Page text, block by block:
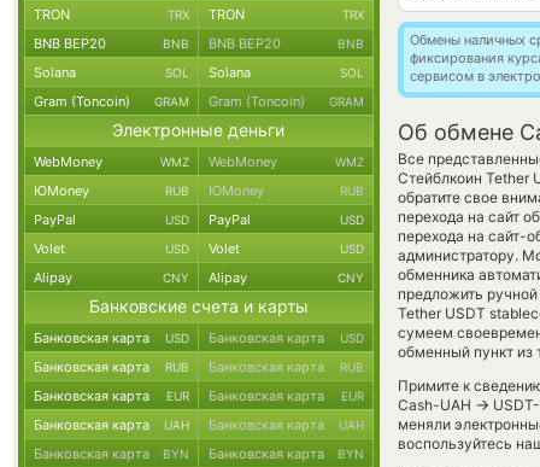
Обмены наличных
фиксирования
сервисом в
Об обмене
Все
Стейблкоин Tether
обратите свое
перехода на сайт
перехода на сайт-
администратору.
обменника
предложить
Tether USDT
сумеем
обменный пункт из
Примите к
Cash-UAH →
меняли
воспользуйтесь
TRON TRX TRON TRX
BNB BEP20 BNB BNB BEP20 BNB
Solana SOL Solana SOL
Gram (Toncoin) GRAM Gram (Toncoin) GRAM
Электронные деньги
WebMoney WMZ WebMoney WMZ
ЮMoney RUB ЮMoney RUB
PayPal USD PayPal USD
Volet USD Volet USD
Alipay CNY Alipay CNY
Банковские счета и карты
Банковская карта USD Банковская карта USD
Банковская карта RUB Банковская карта RUB
Банковская карта EUR Банковская карта EUR
Банковская карта UAH Банковская карта UAH
Банковская карта BYN Банковская карта BYN